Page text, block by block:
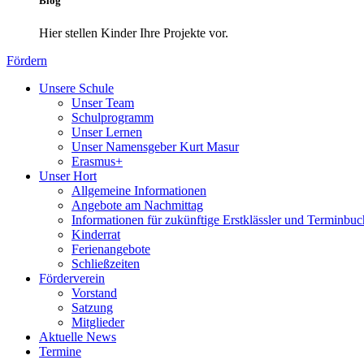
Hier stellen Kinder Ihre Projekte vor.
Fördern
Unsere Schule
Unser Team
Schulprogramm
Unser Lernen
Unser Namensgeber Kurt Masur
Erasmus+
Unser Hort
Allgemeine Informationen
Angebote am Nachmittag
Informationen für zukünftige Erstklässler und
Kinderrat
Ferienangebote
Schließzeiten
Förderverein
Vorstand
Satzung
Mitglieder
Aktuelle News
Termine